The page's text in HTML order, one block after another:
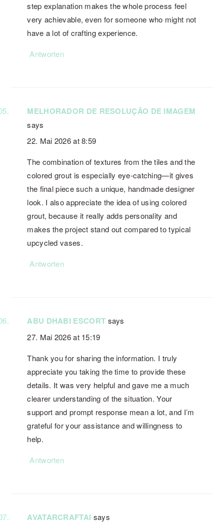
step explanation makes the whole process feel
very achievable, even for someone who might not
have a lot of crafting experience.
Antworten
MELHORADOR DE RESOLUÇÃO DE IMAGEM
says
22. Mai 2026 at 8:59
The combination of textures from the tiles and the
colored grout is especially eye-catching—it gives
the final piece such a unique, handmade designer
look. I also appreciate the idea of using colored
grout, because it really adds personality and
makes the project stand out compared to typical
upcycled vases.
Antworten
ABU DHABI ESCORT says
27. Mai 2026 at 15:19
Thank you for sharing the information. I truly
appreciate you taking the time to provide these
details. It was very helpful and gave me a much
clearer understanding of the situation. Your
support and prompt response mean a lot, and I’m
grateful for your assistance and willingness to
help.
Antworten
AVATARCRAFTAI says